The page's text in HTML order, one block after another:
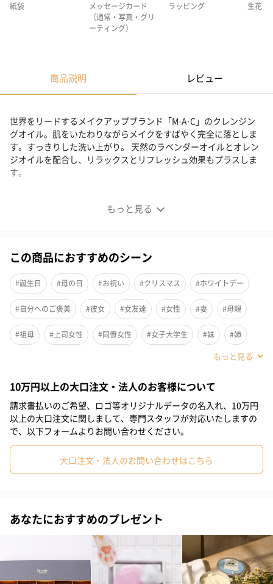
紙袋
メッセージカード
（通常・写真・グリ
ーティング）
ラッピング 生花
商品説明 レビュー
もっと見る
世界をリードするメイクアップブランド「M·A·C」のクレンジン
グオイル。肌をいたわりながらメイクをすばやく完全に落としま
す。すっきりした洗い上がり。 天然のラベンダーオイルとオレン
ジオイルを配合し、リラックスとリフレッシュ効果もプラスしま
す。
植物性オイル配合！肌に優しいクレンジング剤
肌をいたわりながらメイクをすばやく完全に落とすクレンジング
オイル。すっきりした洗い上がり。 天然のラベンダーオイルとオ
レンジオイルを配合し、リラックスとリフレッシュ効果もプラ
「M·A·C（マック）」
「M·A·C」はメイクアップ アーティストリーにおいて、その他に
類のない専門知識で世界をリードする、メイクアップ オーソリテ
この商品におすすめのシーン
#誕生日 #母の日 #お祝い #クリスマス #ホワイトデー
#自分へのご褒美 #彼女 #女友達 #女性 #妻 #母親
#祖母 #上司女性 #同僚女性 #女子大学生 #妹 #姉
#20代前半
#20代後半 #30代 #40代 #50代 #60代 #70代
#10代
10万円以上の大口注文・法人のお客様について
請求書払いのご希望、ロゴ等オリジナルデータの名入れ、10万円
以上の大口注文に関しまして、専門スタッフが対応いたしますの
で、以下フォームよりお問い合わせください。
大口注文・法人のお問い合わせはこちら
あなたにおすすめのプレゼント